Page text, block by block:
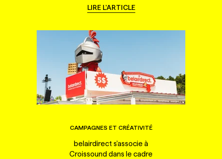
LIRE L'ARTICLE
CAMPAGNES ET CRÉATIVITÉ
belairdirect s'associe à
Croissound dans le cadre